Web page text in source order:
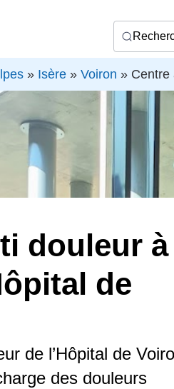
» Isère » Voiron » Centre
douleur à
de
de l’Hôpital de
des douleurs